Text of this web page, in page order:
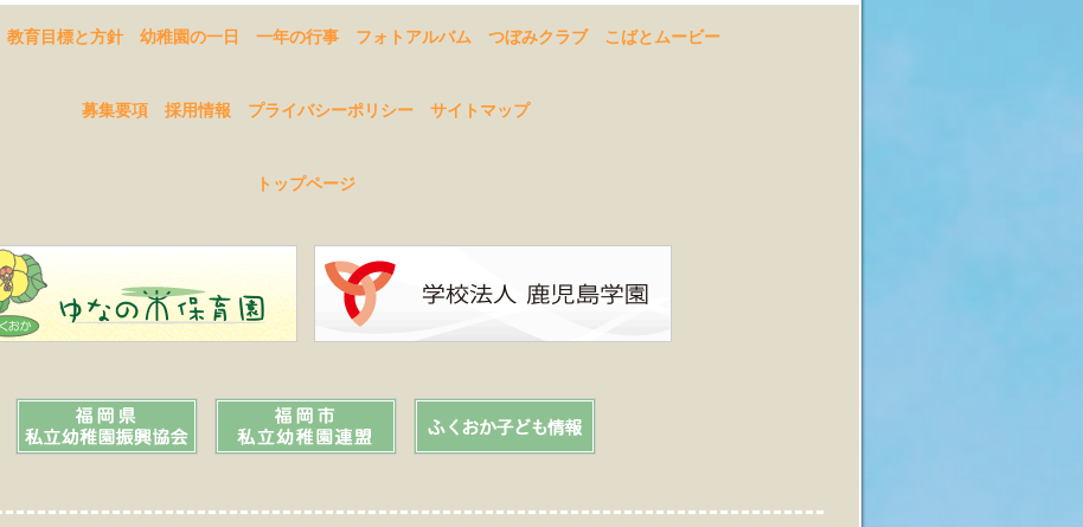
教育目標と方針 幼稚園の一日 一年の行事 フォトアルバム つぼみクラブ こばとムービー
募集要項 採用情報 プライバシーポリシー サイトマップ
トップページ